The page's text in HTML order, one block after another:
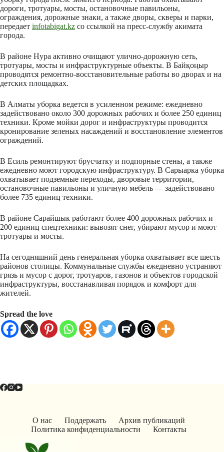
дороги, тротуары, мосты, остановочные павильоны,
ограждения, дорожные знаки, а также дворы, скверы и парки,
передает infotabigat.kz со ссылкой на пресс-службу акимата
города.
В районе Нура активно очищают улично-дорожную сеть,
тротуары, мосты и инфраструктурные объекты. В Байқоңыр
проводятся ремонтно-восстановительные работы во дворах и на
детских площадках.
В Алматы уборка ведется в усиленном режиме: ежедневно
задействовано около 300 дорожных рабочих и более 250 единиц
техники. Кроме мойки дорог и инфраструктуры проводится
кронирование зеленых насаждений и восстановление элементов
ограждений.
В Есиль ремонтируют брусчатку и подпорные стены, а также
ежедневно моют городскую инфраструктуру. В Сарыарка уборка
охватывает подземные переходы, дворовые территории,
остановочные павильоны и уличную мебель — задействовано
более 735 единиц техники.
В районе Сарайшык работают более 400 дорожных рабочих и
200 единиц спецтехники: вывозят снег, убирают мусор и моют
тротуары и мосты.
На сегодняшний день генеральная уборка охватывает все шесть
районов столицы. Коммунальные службы ежедневно устраняют
грязь и мусор с дорог, тротуаров, газонов и объектов городской
инфраструктуры, восстанавливая порядок и комфорт для
жителей.
Spread the love
О нас Поддержать
Архив публикаций
Политика конфиденциальности
Контакты